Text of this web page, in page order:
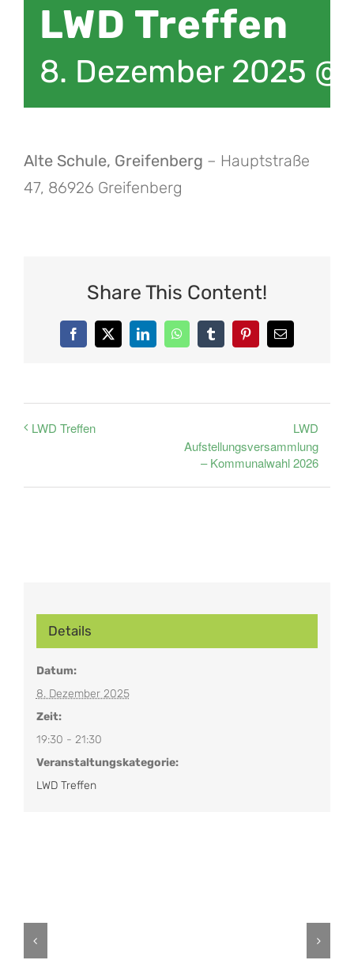
LWD Treffen
8. Dezember 2025 @
Alte Schule, Greifenberg – Hauptstraße
47, 86926 Greifenberg
Share This Content!
Facebook
X LinkedInWhatsAppTumblrPinterest
E-
Mail
LWD Treffen
LWD
Aufstellungsversammlung
– Kommunalwahl 2026
Details
Datum:
8. Dezember 2025
Zeit:
19:30 - 21:30
Veranstaltungskategorie:
LWD Treffen